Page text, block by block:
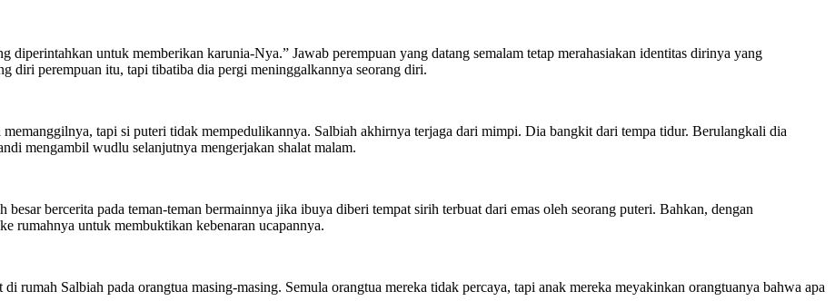
diperintahkan untuk memberikan karunia-Nya.” Jawab perempuan yang datang semalam tetap merahasiakan identitas dirinya yang
diri perempuan itu, tapi tibatiba dia pergi meninggalkannya seorang diri.
tapi si puteri tidak mempedulikannya. Salbiah akhirnya terjaga dari mimpi. Dia bangkit dari tempa tidur. Berulangkali dia
mengambil wudlu selanjutnya mengerjakan shalat malam.
bercerita pada teman-teman bermainnya jika ibuya diberi tempat sirih terbuat dari emas oleh seorang puteri. Bahkan, dengan
rumahnya untuk membuktikan kebenaran ucapannya.
rumah Salbiah pada orangtua masing-masing. Semula orangtua mereka tidak percaya, tapi anak mereka meyakinkan orangtuanya bahwa apa